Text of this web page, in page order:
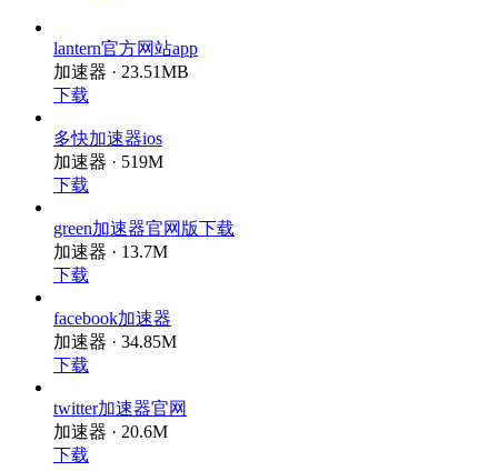
lantern官方网站app
加速器 · 23.51MB
下载
多快加速器ios
加速器 · 519M
下载
green加速器官网版下载
加速器 · 13.7M
下载
facebook加速器
加速器 · 34.85M
下载
twitter加速器官网
加速器 · 20.6M
下载